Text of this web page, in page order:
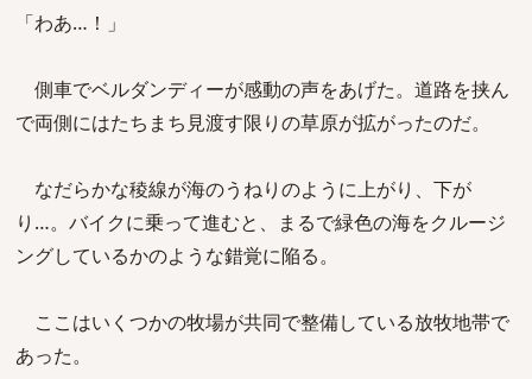
「わあ…！」
側車でベルダンディーが感動の声をあげた。道路を挟ん
で両側にはたちまち見渡す限りの草原が拡がったのだ。
なだらかな稜線が海のうねりのように上がり、下が
り…。バイクに乗って進むと、まるで緑色の海をクルージ
ングしているかのような錯覚に陥る。
ここはいくつかの牧場が共同で整備している放牧地帯で
あった。